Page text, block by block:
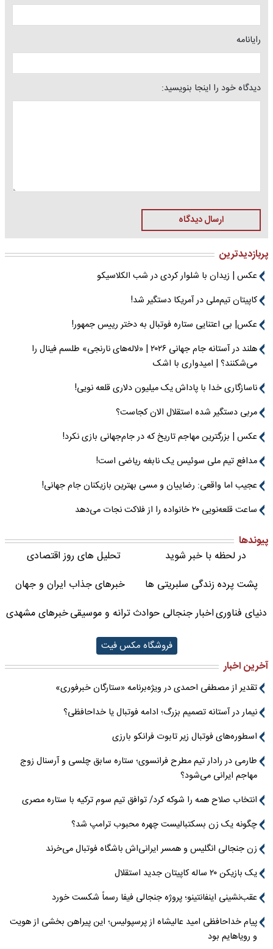
رایانامه
دیدگاه خود را اینجا بنویسید:
ارسال دیدگاه
پربازدیدترین
عکس | زیدان با شلوار کردی در شب الکلاسیکو
کاپیتان تیم‌ملی در آمریکا دستگیر شد!
عکس| بی اعتنایی ستاره فوتبال به دختر رییس جمهور!
هلند در آستانه جام جهانی ۲۰۲۶ | «لاله‌های نارنجی» طلسم فینال را
می‌شکنند؟ | امیدواری با اشک
ناسازگاری خدا با پاداش یک میلیون دلاری قلعه نویی!
مربی دستگیر شده استقلال الان کجاست؟
عکس | بزرگترین مهاجم تاریخ که در جام‌جهانی بازی نکرد!
مدافع تیم ملی سوئیس یک نابغه ریاضی است!
عجیب اما واقعی: رضاییان و مسی بهترین بازیکنان جام جهانی!
ساعت قلعه‌نویی ۲۰ خانواده را از فلاکت نجات می‌دهد
پیوندها
در لحظه با خبر شوید
تحلیل های روز اقتصادی
پشت پرده زندگی سلبریتی ها
خبرهای جذاب ایران و جهان
دنیای فناوریاخبار جنجالی حوادثترانه و موسیقیخبرهای مشهدی
فروشگاه مکس فیت
آخرین اخبار
تقدیر از مصطفی احمدی در ویژه‌برنامه «ستارگان خبرفوری»
نیمار در آستانه تصمیم بزرگ؛ ادامه فوتبال یا خداحافظی؟
اسطوره‌های فوتبال زیر تابوت فرانکو بارزی
طارمی در رادار تیم مطرح فرانسوی؛ ستاره سابق چلسی و آرسنال زوج
مهاجم ایرانی می‌شود؟
انتخاب صلاح همه را شوکه کرد/ توافق تیم سوم ترکیه با ستاره مصری
چگونه یک زن بسکتبالیست چهره محبوب ترامپ شد؟
زن جنجالی انگلیس و همسر ایرانی‌اش باشگاه فوتبال می‌خرند
یک بازیکن ۲۰ ساله کاپیتان جدید استقلال
عقب‌نشینی اینفانتینو؛ پروژه جنجالی فیفا رسماً شکست خورد
پیام خداحافظی امید عالیشاه از پرسپولیس؛ این پیراهن بخشی از هویت
و رویاهایم بود